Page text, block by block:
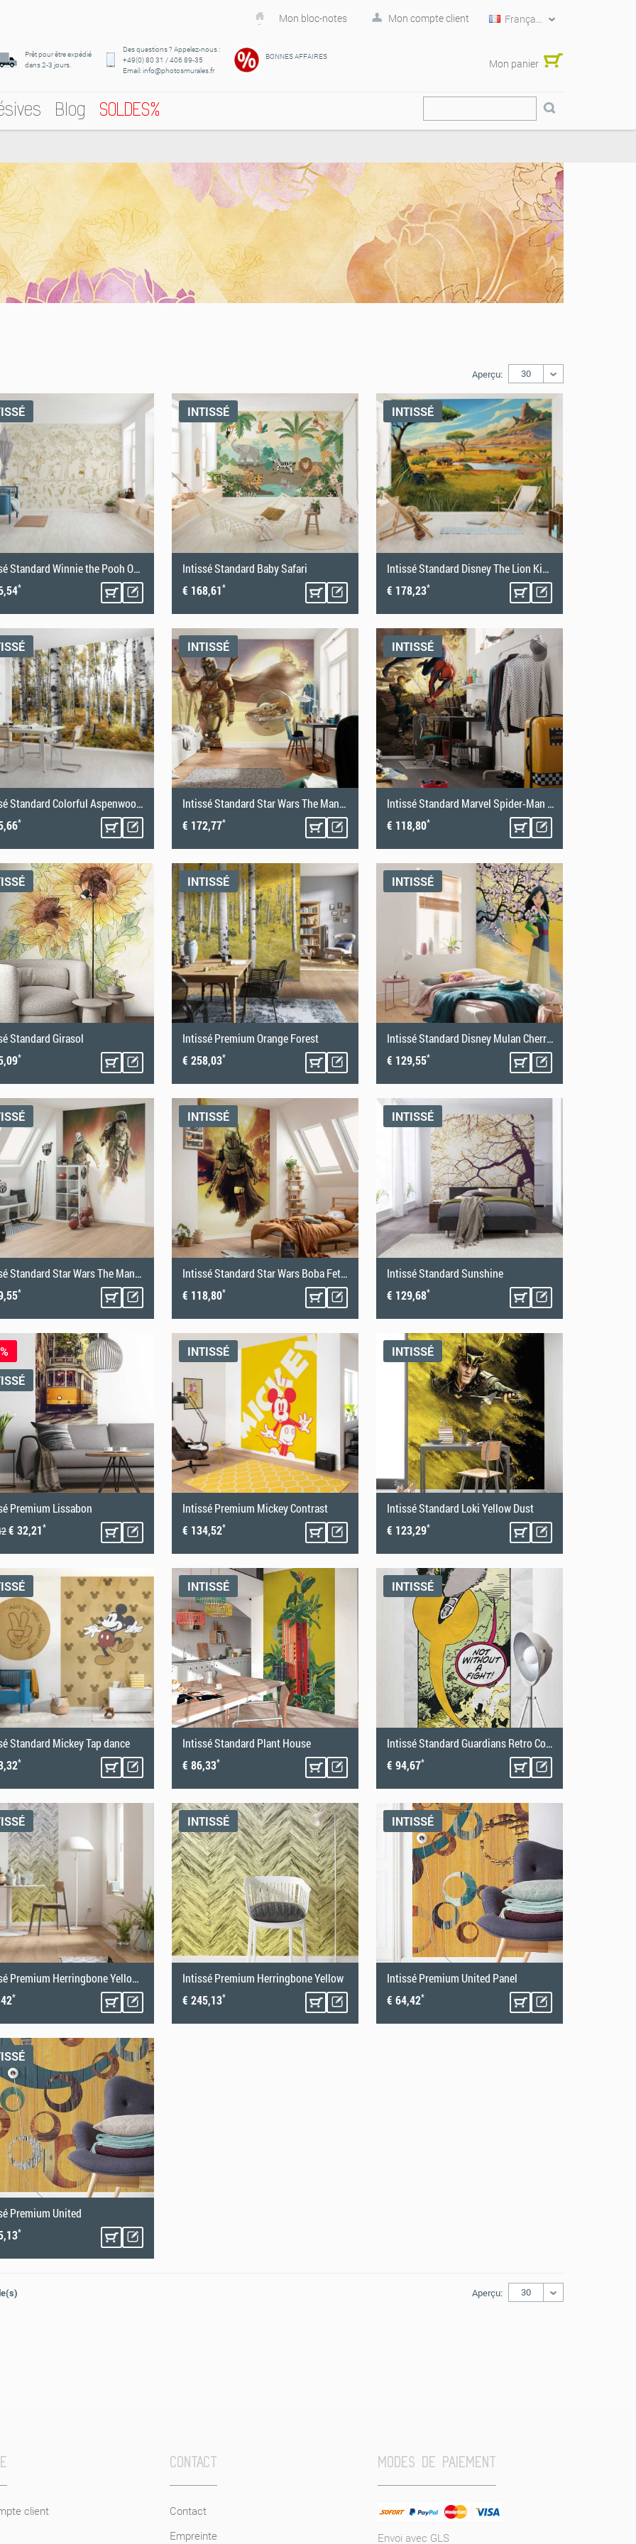
Mon bloc-notes Mon compte client Français
Prêt pour être expédié
dans 2-3 jours.
Des questions ? Appelez-nous :
+49(0) 80 31 / 406 89-35
Email: info@photosmurales.fr
BONNES AFFAIRES
Mon panier
Blog SOLDES%
Aperçu: 30
Intissé Standard Winnie the Pooh Outdoors
*
INTISSÉ
Intissé Standard Baby Safari
€ 168,61*
INTISSÉ
Intissé Standard Disney The Lion King Savanna
€ 178,23*
Intissé Standard Colorful Aspenwoods
*
INTISSÉ
Intissé Standard Star Wars The Mandalorian and Grogu Mission
€ 172,77*
INTISSÉ
Intissé Standard Marvel Spider-Man Dodge
€ 118,80*
Standard Girasol
*
INTISSÉ
Intissé Premium Orange Forest
€ 258,03*
INTISSÉ
Intissé Standard Disney Mulan Cherry Blossoms
€ 129,55*
Intissé Standard Star Wars The Mandalorian Flight
*
INTISSÉ
Intissé Standard Star Wars Boba Fett Sneaking Up
€ 118,80*
INTISSÉ
Intissé Standard Sunshine
€ 129,68*
Premium Lissabon
€ 32,21*
INTISSÉ
Intissé Premium Mickey Contrast
€ 134,52*
INTISSÉ
Intissé Standard Loki Yellow Dust
€ 123,29*
Standard Mickey Tap dance
*
INTISSÉ
Intissé Standard Plant House
€ 86,33*
INTISSÉ
Intissé Standard Guardians Retro Comic Rocket Raccoon
€ 94,67*
Intissé Premium Herringbone Yellow Panel
*
INTISSÉ
Intissé Premium Herringbone Yellow
€ 245,13*
INTISSÉ
Intissé Premium United Panel
€ 64,42*
Premium United
*
Aperçu: 30
client
CONTACT
Contact
Empreinte
MODES DE PAIEMENT
Envoi avec GLS